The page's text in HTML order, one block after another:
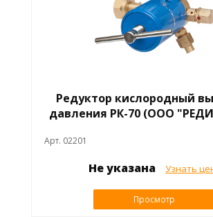
Редуктор кислородный
давления РК-70 (ООО
Арт. 02201
Не указана Узнать
Просмотр